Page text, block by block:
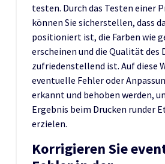
testen. Durch das Testen einer
können Sie sicherstellen, dass
positioniert ist, die Farben wie
erscheinen und die Qualität des
zufriedenstellend ist. Auf diese
eventuelle Fehler oder
erkannt und behoben werden,
Ergebnis beim Drucken runder
erzielen.
Korrigieren Sie